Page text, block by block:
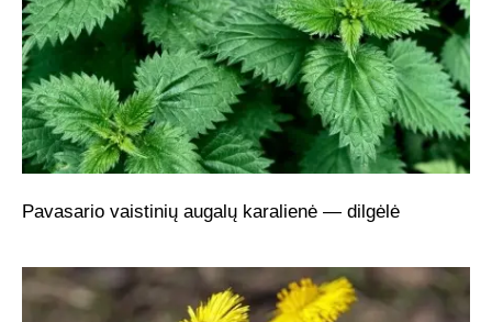
Pavasario vaistinių augalų karalienė — dilgėlė